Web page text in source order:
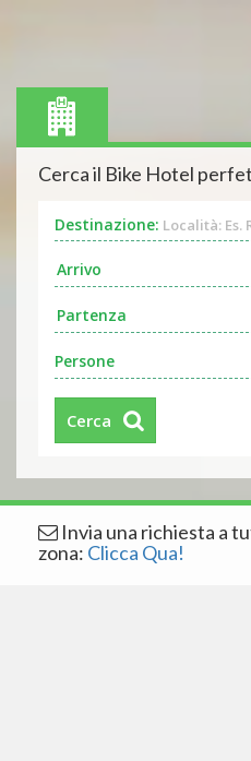
Cerca il Bike Hotel
Destinazione: Località: Es.
Persone
Cerca
Invia una richiesta a
zona: Clicca Qua!